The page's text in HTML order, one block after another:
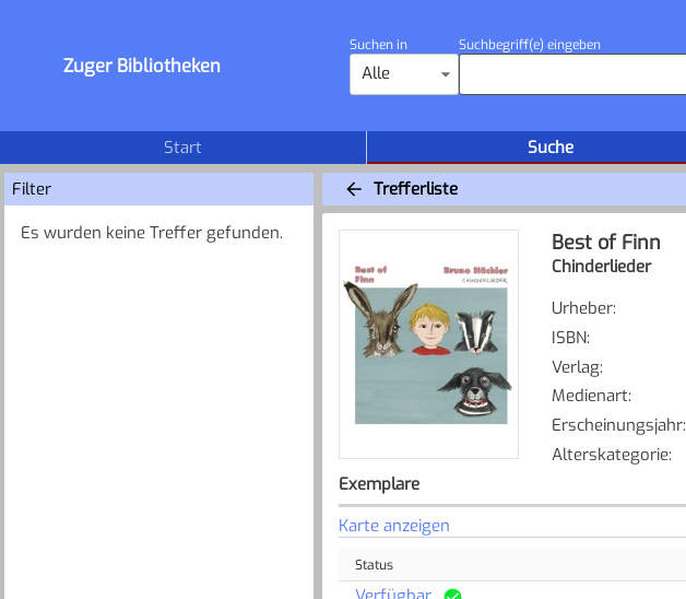
Zuger Bibliotheken
Suchen in
Alle
Suchbegriff(e) eingeben
Start Suche
Filter
Es wurden keine Treffer gefunden.
Trefferliste
Best of Finn
Chinderlieder
Urheber:
ISBN:
Verlag:
Medienart:
Erscheinungsjahr:
Alterskategorie:
Exemplare
Karte anzeigen
Status